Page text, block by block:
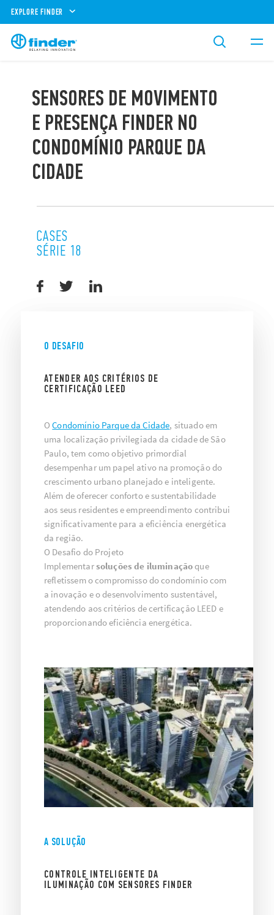
EXPLORE FINDER
SENSORES DE MOVIMENTO
E PRESENÇA FINDER NO
CONDOMÍNIO PARQUE DA
CIDADE
CASES
SÉRIE 18
O DESAFIO
ATENDER AOS CRITÉRIOS DE
CERTIFICAÇÃO LEED
OCondomínio Parque da Cidade, situado em
uma localização privilegiada da cidade de São
Paulo, tem como objetivo primordial
desempenhar um papel ativo na promoção do
crescimento urbano planejado e inteligente.
Além deoferecer conforto e sustentabilidade
aos seus residentes e empreendimento contribui
significativamente para a eficiência energética
da região.
O Desafio do Projeto
Implementarsoluções de iluminaçãoque
refletissem o compromisso do condomínio com
a inovação e o desenvolvimento sustentável,
atendendo aos critérios de certificação LEED e
proporcionando eficiência energética.
A SOLUÇÃO
CONTROLE INTELIGENTE DA
ILUMINAÇÃO COM SENSORES FINDER